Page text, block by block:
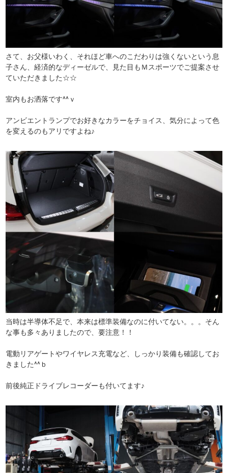
さて、お父様いわく、それほど車へのこだわりは強くないという息
子さん、経済的なディーゼルで、見た目もＭスポーツでご提案させ
ていただきました☆☆
室内もお洒落です^^ｖ
アンビエントランプでお好きなカラーをチョイス、気分によって色
を変えるのもアリですよね♪
当時は半導体不足で、本来は標準装備なのに付いてない。。。そん
な事も多々ありましたので、要注意！！
電動リアゲートやワイヤレス充電など、しっかり装備も確認してお
きました^^ｂ
前後純正ドライブレコーダーも付いてます♪